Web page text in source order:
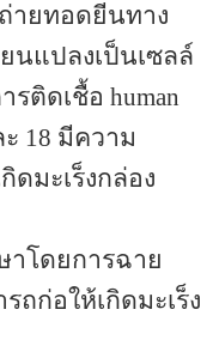
ายทอดยีนทาง
นแปลงเป็นเซลล์
รติดเชื้อ human
18 มีความ
ดมะเร็งกล่อง
าโดยการฉาย
ถก่อให้เกิดมะเร็ง